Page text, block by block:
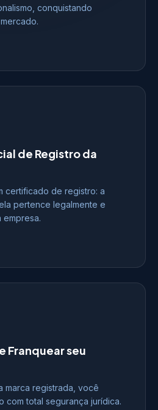
conquistando
de Registro da
certificado de registro: a
pertence legalmente e
empresa.
Franquear seu
marca registrada, você
com total segurança jurídica.